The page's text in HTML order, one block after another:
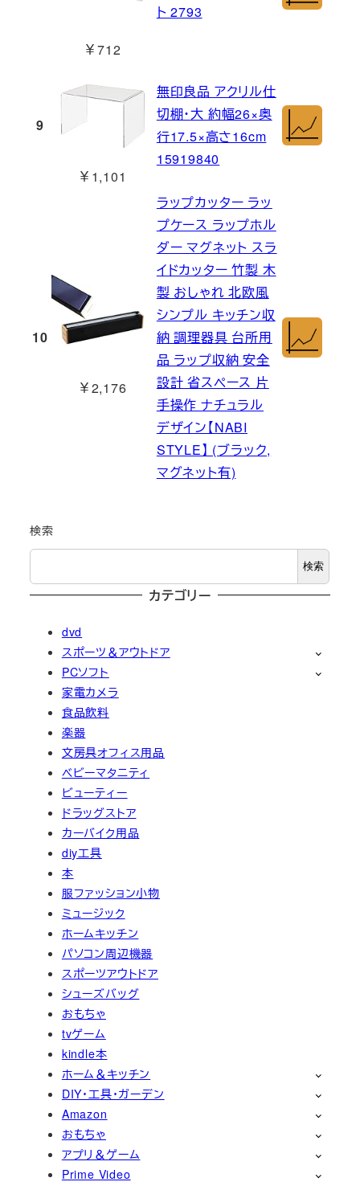
￥712
ト 2793
9
￥1,101
無印良品 アクリル仕
切棚・大 約幅26×奥
行17.5×高さ16cm
15919840
10
￥2,176
ラップカッター ラッ
プケース ラップホル
ダー マグネット スラ
イドカッター 竹製 木
製 おしゃれ 北欧風
シンプル キッチン収
納 調理器具 台所用
品 ラップ収納 安全
設計 省スペース 片
手操作 ナチュラル
デザイン【NABI
STYLE】 (ブラック,
マグネット有)
検索
検索
カテゴリー
dvd
スポーツ＆アウトドア
PCソフト
家電カメラ
食品飲料
楽器
文房具オフィス用品
ベビーマタニティ
ビューティー
ドラッグストア
カーバイク用品
diy工具
本
服ファッション小物
ミュージック
ホームキッチン
パソコン周辺機器
スポーツアウトドア
シューズバッグ
おもちゃ
tvゲーム
kindle本
ホーム＆キッチン
DIY・工具・ガーデン
Amazon
おもちゃ
アプリ＆ゲーム
Prime Video